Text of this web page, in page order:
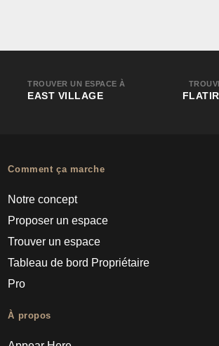
TROUVER UN ESPACE À
EAST VILLAGE
Comment ça marche
Notre concept
Proposer un espace
Trouver un espace
Tableau de bord Propriétaire
Pro
À propos